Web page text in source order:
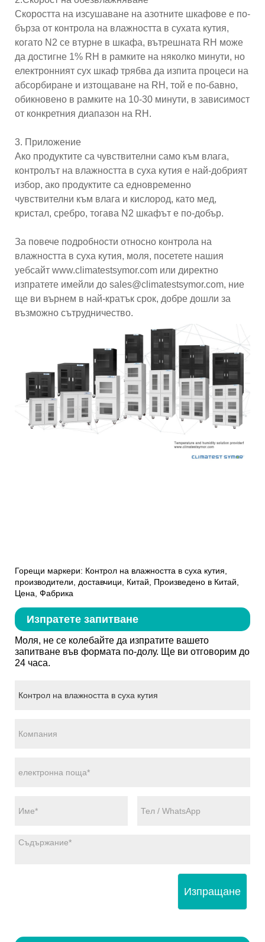
Скоростта на изсушаване на азотните шкафове е по-
бърза от контрола на влажността в сухата кутия,
когато N2 се втурне в шкафа, вътрешната RH може
да достигне 1% RH в рамките на няколко минути, но
електронният сух шкаф трябва да изпита процеси на
абсорбиране и изтощаване на RH, той е по-бавно,
обикновено в рамките на 10-30 минути, в зависимост
от конкретния диапазон на RH.
3. Приложение
Ако продуктите са чувствителни само към влага,
контролът на влажността в суха кутия е най-добрият
избор, ако продуктите са едновременно
чувствителни към влага и кислород, като мед,
кристал, сребро, тогава N2 шкафът е по-добър.
За повече подробности относно контрола на
влажността в суха кутия, моля, посетете нашия
уебсайт www.climatestsymor.com или директно
изпратете имейли до sales@climatestsymor.com, ние
ще ви върнем в най-кратък срок, добре дошли за
възможно сътрудничество.
Горещи маркери: Контрол на влажността в суха кутия,
производители, доставчици, Китай, Произведено в Китай,
Цена, Фабрика
Изпратете запитване
Моля, не се колебайте да изпратите вашето
запитване във формата по-долу. Ще ви отговорим до
24 часа.
Изпращане